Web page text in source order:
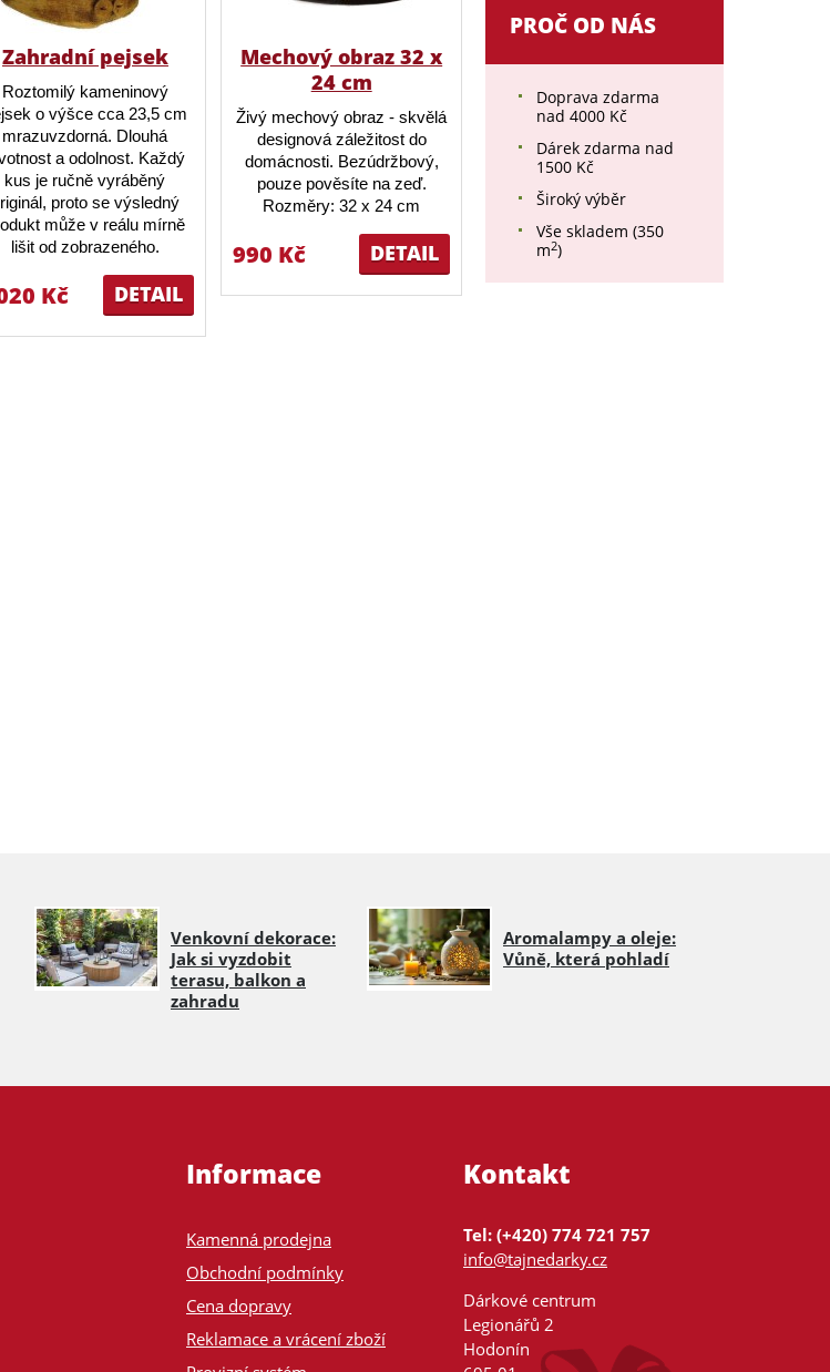
Zahradní pejsek
Roztomilý kameninový
o výšce cca 23,5 cm
mrazuvzdorná. Dlouhá
a odolnost. Každý
kus je ručně vyráběný
proto se výsledný
může v reálu mírně
lišit od zobrazeného.
DETAIL
Kč
Mechový obraz 32 x
24 cm
Živý mechový obraz - skvělá
designová záležitost do
domácnosti. Bezúdržbový,
pouze pověsíte na zeď.
Rozměry: 32 x 24 cm
DETAIL
990 Kč
PROČ OD NÁS
Doprava zdarma
nad 4000 Kč
Dárek zdarma nad
1500 Kč
Široký výběr
Vše skladem (350
m2)
Venkovní dekorace:
Jak si vyzdobit
terasu, balkon a
zahradu
Aromalampy a oleje:
Vůně, která pohladí
Informace
Kamenná prodejna
Obchodní podmínky
Cena dopravy
Reklamace a vrácení zboží
Kontakt
Tel: (+420) 774 721 757
info@tajnedarky.cz
Dárkové centrum
Legionářů 2
Hodonín